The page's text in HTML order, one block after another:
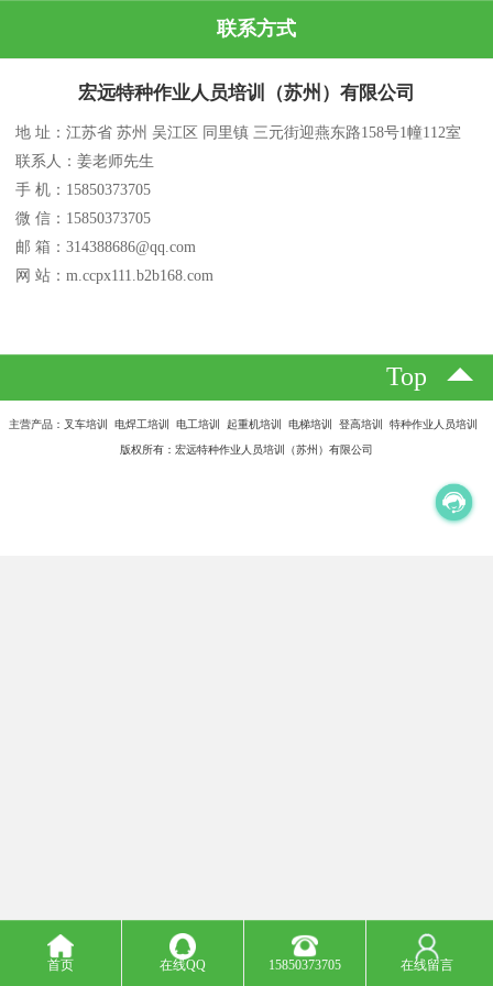
联系方式
宏远特种作业人员培训（苏州）有限公司
地 址：江苏省 苏州 吴江区 同里镇 三元街迎燕东路158号1幢112室
联系人：姜老师先生
手 机：15850373705
微 信：15850373705
邮 箱：314388686@qq.com
网 站：m.ccpx111.b2b168.com
Top
主营产品：叉车培训 电焊工培训 电工培训 起重机培训 电梯培训 登高培训 特种作业人员培训
版权所有：宏远特种作业人员培训（苏州）有限公司
首页 在线QQ 15850373705 在线留言